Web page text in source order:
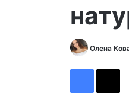
Олена
Facebook